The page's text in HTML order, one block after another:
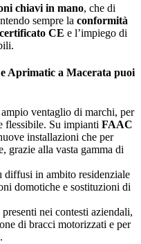
chiavi in mano, che di
sempre la conformità
CE e l’impiego di
Aprimatic a Macerata puoi
ventaglio di marchi, per
flessibile. Su impianti FAAC
installazioni che per
grazie alla vasta gamma di
diffusi in ambito residenziale
domotiche e sostituzioni di
nei contesti aziendali,
di bracci motorizzati e per